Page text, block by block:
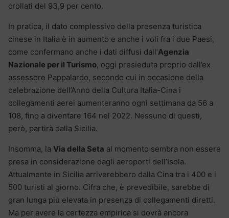
crollati del 93,9 per cento.
In pratica, il dato complessivo della presenza turistica
cinese in Italia è in aumento e anche i voli fra i due Paesi,
come confermano anche i dati diffusi dall’Agenzia
Nazionale per il Turismo, oggi presieduta proprio dall’ex
assessore Pappalardo, secondo cui in occasione della
celebrazione dell’Anno della Cultura Italia-Cina i
collegamenti aerei aumenteranno ogni settimana da 56 a
108, fino a diventare 164 nel 2022. Nessuno di questi,
però, partirà dalla Sicilia.
Insomma, la Via della Seta al momento sembra non essere
presa in considerazione dagli aeroporti dell’Isola.
Attualmente in Sicilia arriverebbero dalla Cina tra i 400 e i
500 turisti al giorno. Cifra che, è prevedibile, sarebbe di
gran lunga più elevata in presenza di collegamenti diretti.
Ma per avere la certezza empirica si dovrà ancora